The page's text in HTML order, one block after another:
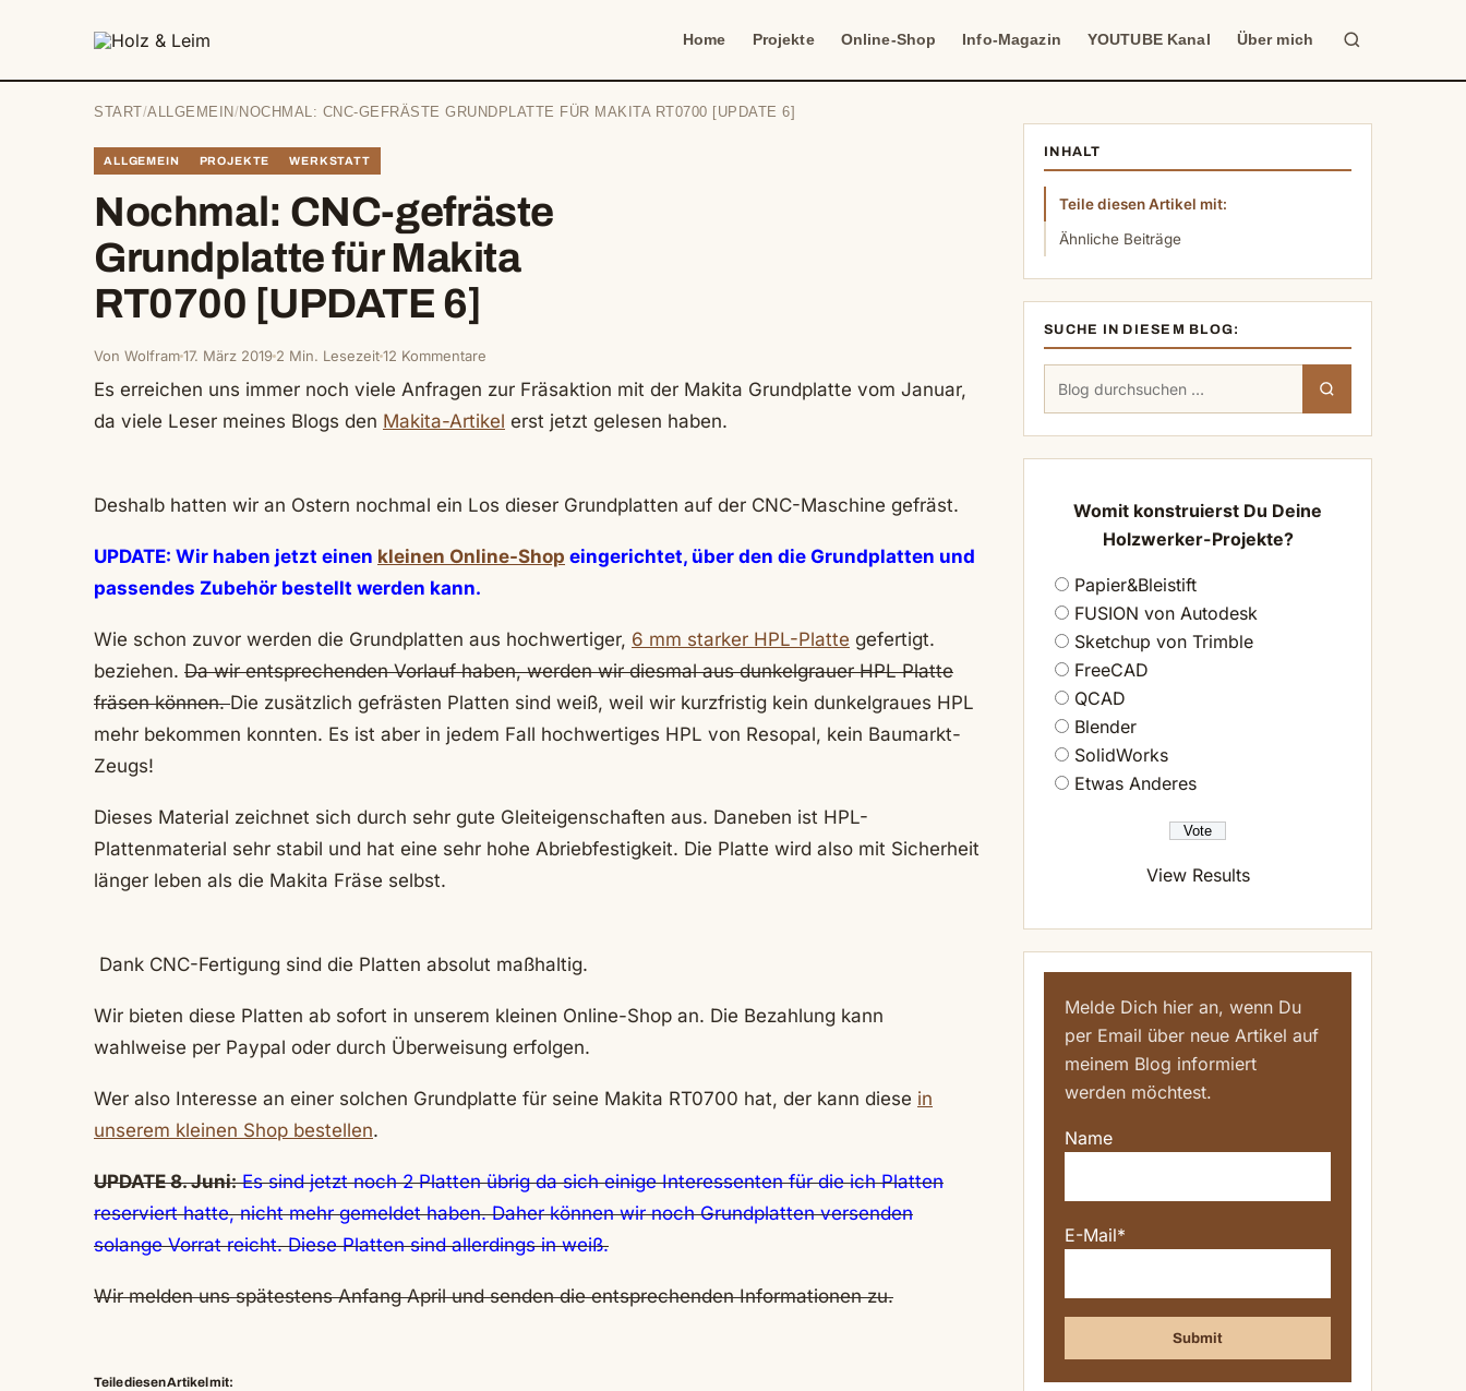
Home Projekte Online-Shop Info-Magazin YOUTUBE Kanal Über mich
Suche
START /ALLGEMEIN/ NOCHMAL: CNC-GEFRÄSTE GRUNDPLATTE FÜR MAKITA RT0700 [UPDATE 6]
ALLGEMEIN PROJEKTE WERKSTATT
Nochmal: CNC-gefräste
Grundplatte für Makita
RT0700 [UPDATE 6]
Von Wolfram17. März 2019 2 Min. Lesezeit12 Kommentare
Es erreichen uns immer noch viele Anfragen zur Fräsaktion mit der Makita Grundplatte vom Januar,
da viele Leser meines Blogs den Makita-Artikel erst jetzt gelesen haben.
Deshalb hatten wir an Ostern nochmal ein Los dieser Grundplatten auf der CNC-Maschine gefräst.
UPDATE: Wir haben jetzt einen kleinen Online-Shop eingerichtet, über den die Grundplatten und
passendes Zubehör bestellt werden kann.
Wie schon zuvor werden die Grundplatten aus hochwertiger, 6 mm starker HPL-Platte gefertigt.
beziehen. Da wir entsprechenden Vorlauf haben, werden wir diesmal aus dunkelgrauer HPL Platte
fräsen können.Die zusätzlich gefrästen Platten sind weiß, weil wir kurzfristig kein dunkelgraues HPL
mehr bekommen konnten. Es ist aber in jedem Fall hochwertiges HPL von Resopal, kein Baumarkt-
Zeugs!
Dieses Material zeichnet sich durch sehr gute Gleiteigenschaften aus. Daneben ist HPL-
Plattenmaterial sehr stabil und hat eine sehr hohe Abriebfestigkeit. Die Platte wird also mit Sicherheit
länger leben als die Makita Fräse selbst.
Dank CNC-Fertigung sind die Platten absolut maßhaltig.
Wir bieten diese Platten ab sofort in unserem kleinen Online-Shop an. Die Bezahlung kann
wahlweise per Paypal oder durch Überweisung erfolgen.
Wer also Interesse an einer solchen Grundplatte für seine Makita RT0700 hat, der kann diese in
unserem kleinen Shop bestellen.
UPDATE 8. Juni: Es sind jetzt noch 2 Platten übrig da sich einige Interessenten für die ich Platten
reserviert hatte, nicht mehr gemeldet haben. Daher können wir noch Grundplatten versenden
solange Vorrat reicht. Diese Platten sind allerdings in weiß.
Wir melden uns spätestens Anfang April und senden die entsprechenden Informationen zu.
Teile diesen Artikel mit:
INHALT
Teile diesen Artikel mit:
Ähnliche Beiträge
SUCHE IN DIESEM BLOG:
Suchen
Womit konstruierst Du Deine
Holzwerker-Projekte?
Papier&Bleistift
FUSION von Autodesk
Sketchup von Trimble
FreeCAD
QCAD
Blender
SolidWorks
Etwas Anderes
View Results
Melde Dich hier an, wenn Du
per Email über neue Artikel auf
meinem Blog informiert
werden möchtest.
Name
E-Mail*